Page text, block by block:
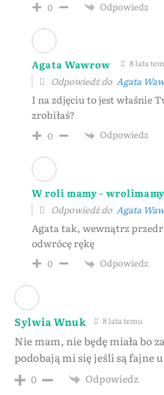
0 Odpowiedz
Agata Wawrow 8 lata
Odpowiedź do Agata
I na zdjęciu to jest właśnie
zrobiłaś?
0 Odpowiedz
W roli mamy -
Odpowiedź do Agata
Agata tak, wewnątrz
odwrócę rękę
0 Odpowiedz
Sylwia Wnuk 8 lata temu
Nie mam, nie będę miała bo
podobają mi się jeśli są fajne
0 Odpowiedz